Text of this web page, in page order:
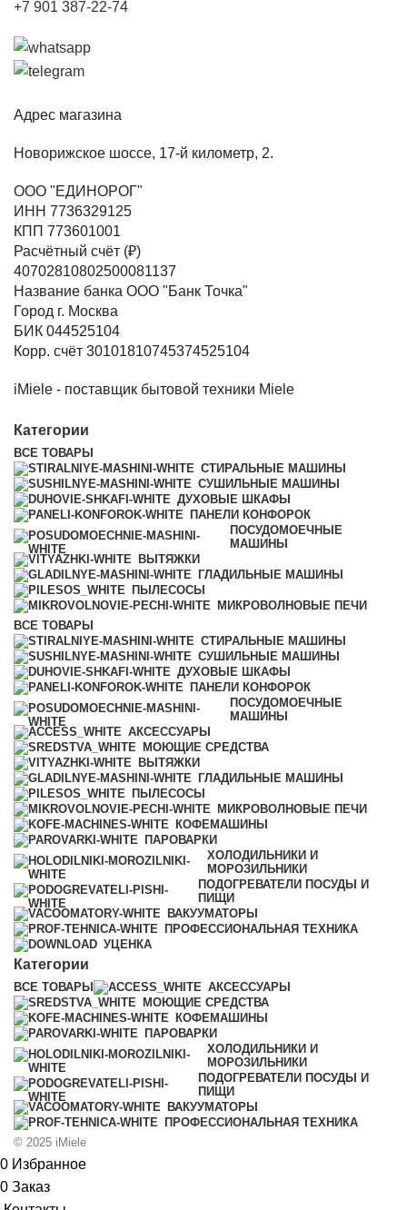
+7 901 387-22-74
Адрес магазина
Новорижское шоссе, 17-й километр, 2.
ООО "ЕДИНОРОГ"
ИНН 7736329125
КПП 773601001
Расчётный счёт (₽)
40702810802500081137
Название банка ООО "Банк Точка"
Город г. Москва
БИК 044525104
Корр. счёт 30101810745374525104
iMiele - поставщик бытовой техники Miele
Категории
ВСЕ ТОВАРЫ
СТИРАЛЬНЫЕ МАШИНЫ
СУШИЛЬНЫЕ МАШИНЫ
ДУХОВЫЕ ШКАФЫ
ПАНЕЛИ КОНФОРОК
ПОСУДОМОЕЧНЫЕ
МАШИНЫ
ВЫТЯЖКИ
ГЛАДИЛЬНЫЕ МАШИНЫ
ПЫЛЕСОСЫ
МИКРОВОЛНОВЫЕ ПЕЧИ
ВСЕ ТОВАРЫ
СТИРАЛЬНЫЕ МАШИНЫ
СУШИЛЬНЫЕ МАШИНЫ
ДУХОВЫЕ ШКАФЫ
ПАНЕЛИ КОНФОРОК
ПОСУДОМОЕЧНЫЕ
МАШИНЫ
АКСЕССУАРЫ
МОЮЩИЕ СРЕДСТВА
ВЫТЯЖКИ
ГЛАДИЛЬНЫЕ МАШИНЫ
ПЫЛЕСОСЫ
МИКРОВОЛНОВЫЕ ПЕЧИ
КОФЕМАШИНЫ
ПАРОВАРКИ
ХОЛОДИЛЬНИКИ И
МОРОЗИЛЬНИКИ
ПОДОГРЕВАТЕЛИ ПОСУДЫ И
ПИЩИ
ВАКУУМАТОРЫ
ПРОФЕССИОНАЛЬНАЯ ТЕХНИКА
УЦЕНКА
Категории
ВСЕ ТОВАРЫ
АКСЕССУАРЫ
МОЮЩИЕ СРЕДСТВА
КОФЕМАШИНЫ
ПАРОВАРКИ
ХОЛОДИЛЬНИКИ И
МОРОЗИЛЬНИКИ
ПОДОГРЕВАТЕЛИ ПОСУДЫ И
ПИЩИ
ВАКУУМАТОРЫ
ПРОФЕССИОНАЛЬНАЯ ТЕХНИКА
© 2025 iMiele
0 Избранное
0 Заказ